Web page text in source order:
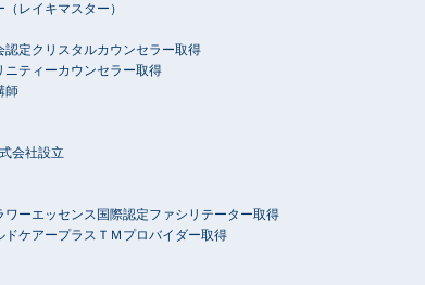
レイキマスター）
認定クリスタルカウンセラー取得
ニティーカウンセラー取得
師
会社設立
ワーエッセンス国際認定ファシリテーター取得
ケアープラスＴＭプロバイダー取得